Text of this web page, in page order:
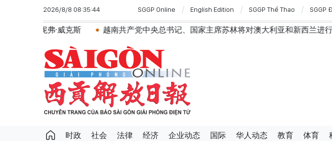
2026/8/8 08:35:44 SGGP Online English Edition SGGP Thể Thao SGGP
越南共产党中央总书记、国家主席苏林将对澳大利亚和新西兰进行国事访问
时政 社会 法律 经济 企业动态 国际 华人动态 教育 体育